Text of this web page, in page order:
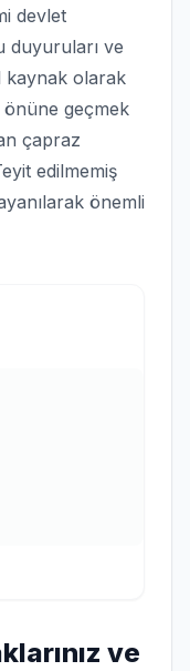
devlet
duyuruları ve
kaynak olarak
önüne geçmek
çapraz
edilmemiş
önemli
ve